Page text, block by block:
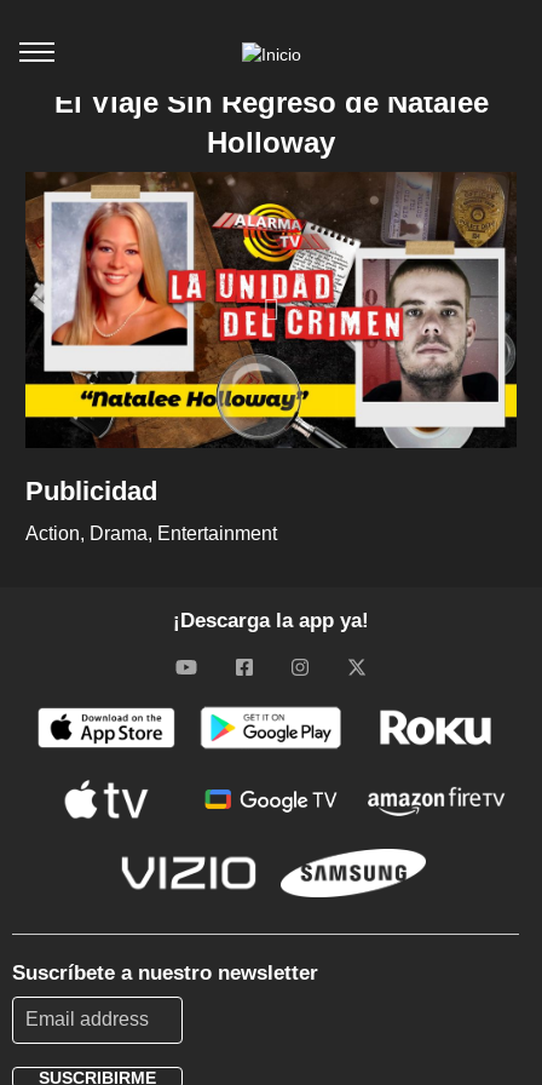
El Viaje Sin Regreso de Natalee
Holloway
Publicidad
Action Drama Entertainment
¡Descarga la app ya!
Suscríbete a nuestro newsletter
SUSCRIBIRME